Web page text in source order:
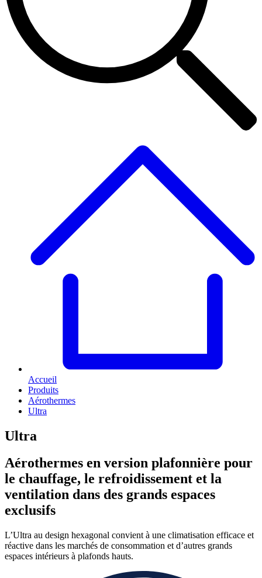
Accueil
Produits
Aérothermes
Ultra
Ultra
Aérothermes en version plafonnière pour
le chauffage, le refroidissement et la
ventilation dans des grands espaces
exclusifs
L’Ultra au design hexagonal convient à une climatisation efficace et
réactive dans les marchés de consommation et d’autres grands
espaces intérieurs à plafonds hauts.